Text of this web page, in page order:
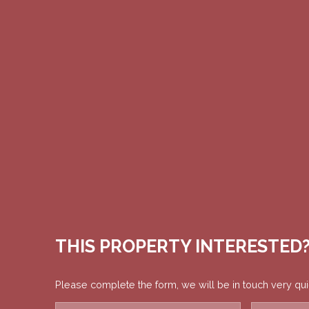
THIS PROPERTY
Please complete the form, we will be in touch very